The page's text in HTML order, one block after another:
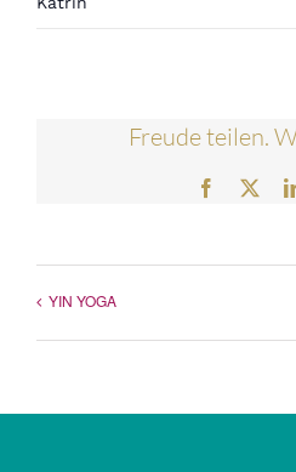
Freude teilen.
Facebook
YIN YOGA